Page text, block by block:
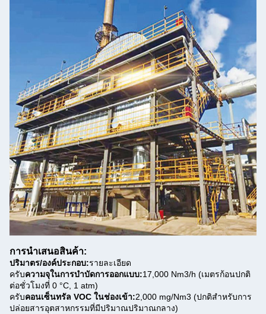
การนําเสนอสินค้า:
ปริมาตร/องค์ประกอบ:รายละเอียด
ครับความจุในการบําบัดการออกแบบ:17,000 Nm3/h (เมตรก้อนปกติ
ต่อชั่วโมงที่ 0 °C, 1 atm)
ครับคอนเซ็นทรัล VOC ในช่องเข้า:2,000 mg/Nm3 (ปกติสําหรับการ
ปล่อยสารอุตสาหกรรมที่มีปริมาณปริมาณกลาง)